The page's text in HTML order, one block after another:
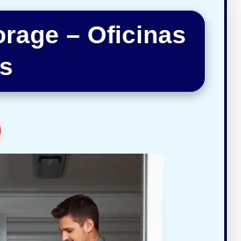
– Oficinas